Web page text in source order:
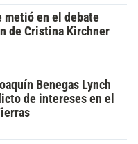
metió en el debate
de Cristina Kirchner
Benegas Lynch
de intereses en el